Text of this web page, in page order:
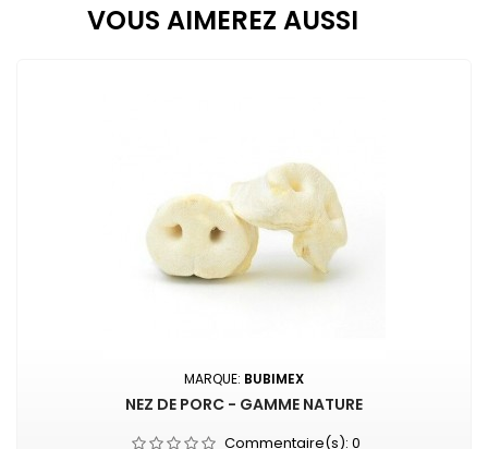
VOUS AIMEREZ AUSSI
MARQUE: BUBIMEX
NEZ DE PORC - GAMME NATURE
Commentaire(s): 0